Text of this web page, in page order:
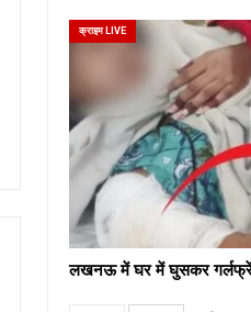
क्राइम LIVE
लखनऊ में घर में घुसकर गर्लफ्रेंड